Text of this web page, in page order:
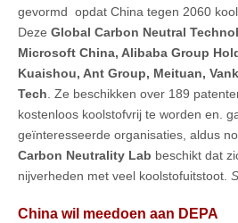
gevormd opdat China tegen 2060
Deze Global Carbon Neutral
Microsoft China, Alibaba Group
Kuaishou, Ant Group, Meituan,
Tech. Ze beschikken over 189
kostenloos koolstofvrij te worden en.
geïnteresseerde organisaties, aldus
Carbon Neutrality Lab beschikt dat
nijverheden met veel koolstofuitstoot.
China wil meedoen aan DEPA